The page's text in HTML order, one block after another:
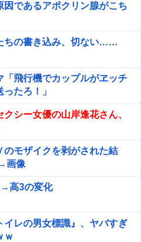
因であるアポクリン腺がこち
ちの書き込み、切ない……
「飛行機でカップルがヱッチ
たろ！」
クシー女優の山岸逢花さん、
のモザイクを剥がされた結
画像
高3の変化
イレの男女標識』、ヤバすぎ
ｗ